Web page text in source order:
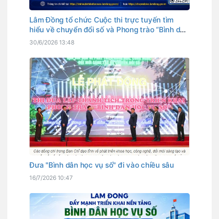
Lâm Đồng tổ chức Cuộc thi trực tuyến tìm
hiểu về chuyển đổi số và Phong trào “Bình dân
học vụ số” năm 2026
30/6/2026 13:48
Đưa "Bình dân học vụ số" đi vào chiều sâu
16/7/2026 10:47